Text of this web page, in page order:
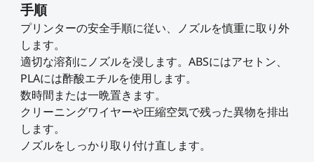
手順
プリンターの安全手順に従い、ノズルを慎重に取り外
します。
適切な溶剤にノズルを浸します。ABSにはアセトン、
PLAには酢酸エチルを使用します。
数時間または一晩置きます。
クリーニングワイヤーや圧縮空気で残った異物を排出
します。
ノズルをしっかり取り付け直します。